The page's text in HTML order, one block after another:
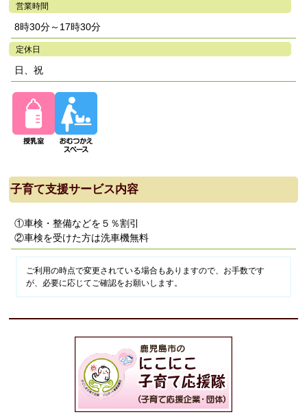
営業時間
8時30分～17時30分
定休日
日、祝
子育て支援サービス内容
①車検・整備などを５％割引
②車検を受けた方は洗車機無料
ご利用の時点で変更されている場合もありますので、お手数です
が、必要に応じてご確認をお願いします。